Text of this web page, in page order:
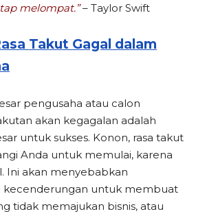
melompat.”– Taylor Swift
Takut Gagal dalam
pengusaha atau calon
akan kegagalan adalah
untuk sukses. Konon, rasa takut
Anda untuk memulai, karena
Ini akan menyebabkan
kecenderungan untuk membuat
tidak memajukan bisnis, atau